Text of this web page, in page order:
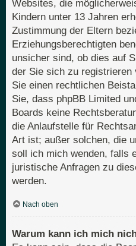
Websites, die
Kindern unter 13 Jahren
Zustimmung der Eltern
Erziehungsberechtigten
unsicher sind, ob dies auf
der Sie sich zu
Sie einen rechtlichen
Sie, dass phpBB Limited
Boards keine
die Anlaufstelle für
Art ist; außer solchen, die
soll ich mich wenden, falls
juristische Anfragen zu
werden.
Nach oben
Warum kann ich mich